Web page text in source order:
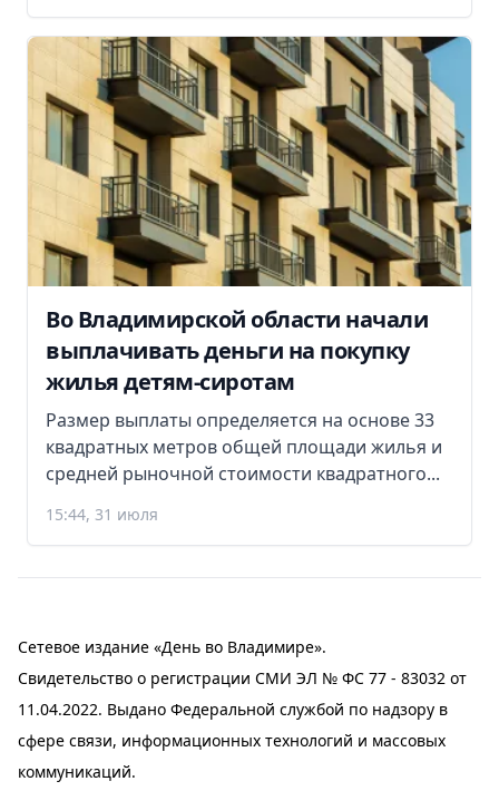
Во Владимирской области начали
выплачивать деньги на покупку
жилья детям-сиротам
Размер выплаты определяется на основе 33
квадратных метров общей площади жилья и
средней рыночной стоимости квадратного...
15:44, 31 июля
Сетевое издание «День во Владимире».
Свидетельство о регистрации СМИ ЭЛ № ФС 77 - 83032 от
11.04.2022. Выдано Федеральной службой по надзору в
сфере связи, информационных технологий и массовых
коммуникаций.